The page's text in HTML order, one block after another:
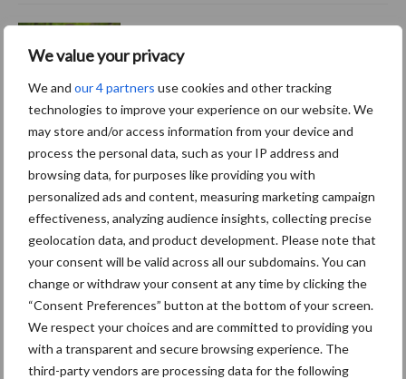
We value your privacy
We and our 4 partners use cookies and other tracking
technologies to improve your experience on our website. We
may store and/or access information from your device and
process the personal data, such as your IP address and
browsing data, for purposes like providing you with
personalized ads and content, measuring marketing campaign
effectiveness, analyzing audience insights, collecting precise
geolocation data, and product development. Please note that
your consent will be valid across all our subdomains. You can
change or withdraw your consent at any time by clicking the
“Consent Preferences” button at the bottom of your screen.
We respect your choices and are committed to providing you
with a transparent and secure browsing experience. The
third-party vendors are processing data for the following
Company
Bescherming van
persoonsgegevens: grip op
de risico’s
Hervorming flexibele
arbeidscontracten kent
mitsen en maren
Thema's Vakpartners